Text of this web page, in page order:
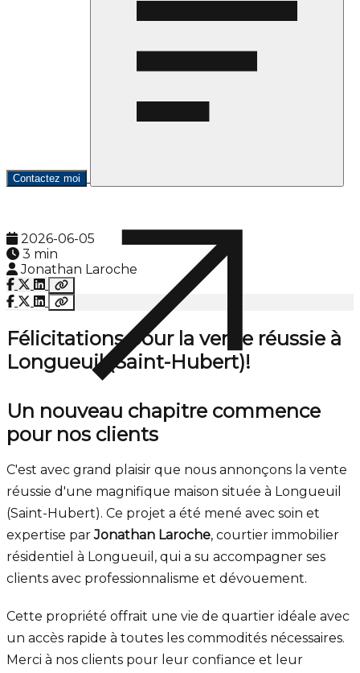
Contactez moi
2026-06-05
3 min
Jonathan Laroche
Félicitations pour la vente réussie à
Longueuil (Saint-Hubert)!
Un nouveau chapitre commence
pour nos clients
C'est avec grand plaisir que nous annonçons la vente
réussie d'une magnifique maison située à Longueuil
(Saint-Hubert). Ce projet a été mené avec soin et
expertise parJonathan Laroche, courtier immobilier
résidentiel à Longueuil, qui a su accompagner ses
clients avec professionnalisme et dévouement.
Cette propriété offrait une vie de quartier idéale avec
un accès rapide à toutes les commodités nécessaires.
Merci à nos clients pour leur confiance et leur